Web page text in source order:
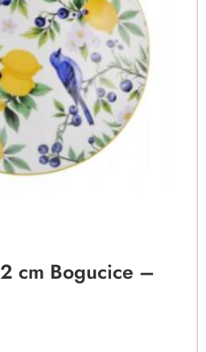
cm Bogucice –